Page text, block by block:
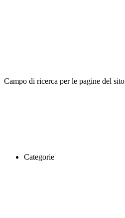
Campo di ricerca per le pagine del sito
Categorie